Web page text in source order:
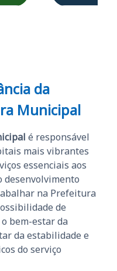
da
Municipal
é responsável
mais vibrantes
essenciais aos
desenvolvimento
na Prefeitura
de
bem-estar da
da estabilidade e
do serviço